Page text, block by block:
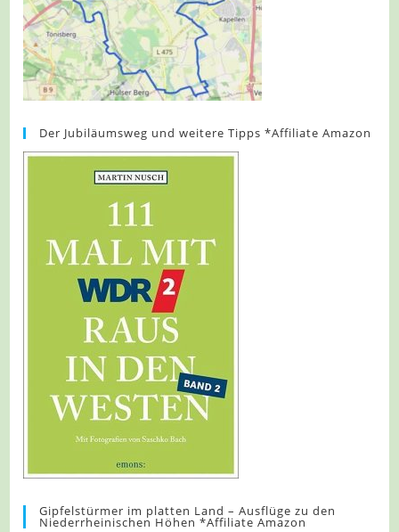
Der Jubiläumsweg und weitere Tipps *Affiliate Amazon
Gipfelstürmer im platten Land – Ausflüge zu den
Niederrheinischen Höhen *Affiliate Amazon